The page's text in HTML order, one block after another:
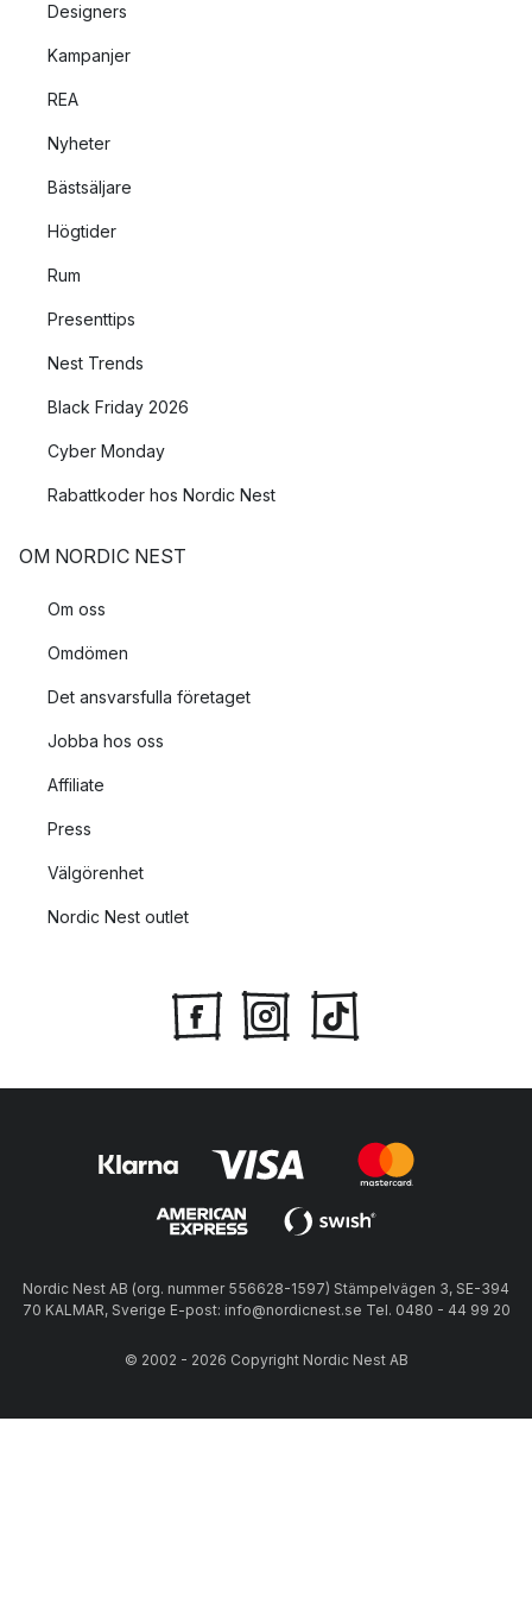
Designers
Kampanjer
REA
Nyheter
Bästsäljare
Högtider
Rum
Presenttips
Nest Trends
Black Friday 2026
Cyber Monday
Rabattkoder hos Nordic Nest
OM NORDIC NEST
Om oss
Omdömen
Det ansvarsfulla företaget
Jobba hos oss
Affiliate
Press
Välgörenhet
Nordic Nest outlet
Nordic Nest AB (org. nummer 556628-1597) Stämpelvägen 3, SE-394
70 KALMAR, Sverige E-post: info@nordicnest.se Tel. 0480 - 44 99 20
© 2002 - 2026 Copyright Nordic Nest AB